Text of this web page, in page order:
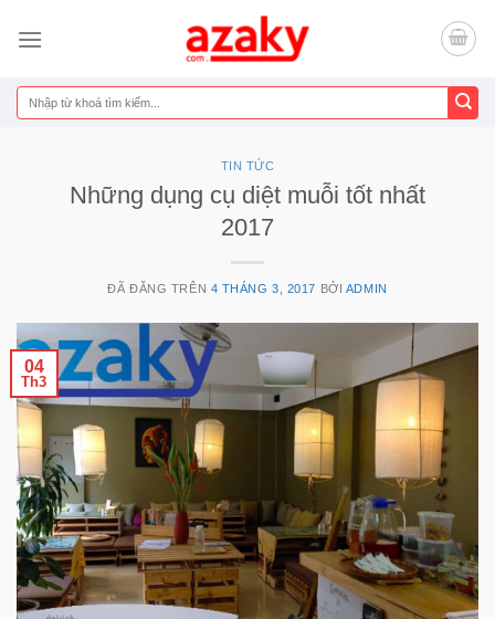
đến
dung
Tìm
kiếm:
TIN TỨC
Những dụng cụ diệt muỗi tốt nhất
2017
ĐÃ ĐĂNG TRÊN 4 THÁNG 3, 2017 BỞI ADMIN
04
Th3